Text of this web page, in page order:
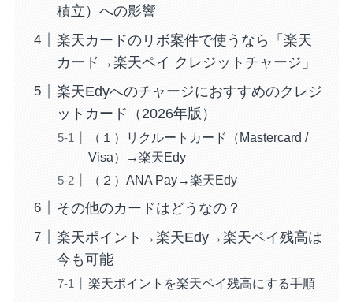
積立）への影響
楽天カードのリボ案件で使うなら「楽天
カード→楽天ペイ クレジットチャージ」
楽天Edyへのチャージにおすすめのクレジ
ットカード（2026年版）
（１）リクルートカード（Mastercard /
Visa）→楽天Edy
（２）ANA Pay→楽天Edy
その他のカードはどうなの？
楽天ポイント→楽天Edy→楽天ペイ残高は
今も可能
楽天ポイントを楽天ペイ残高にする手順